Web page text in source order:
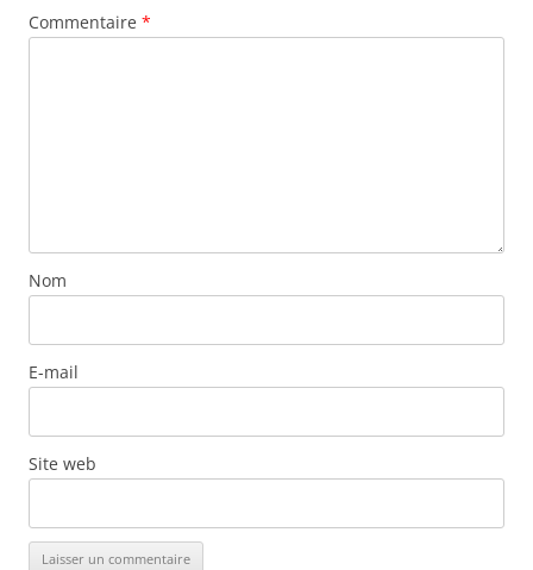
Commentaire *
Nom
E-mail
Site web